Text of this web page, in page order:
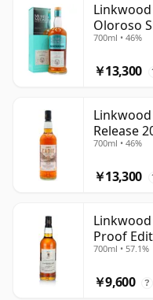
Oloroso
700ml • 46%
￥13,300
Linkwood
Release
700ml • 46%
￥13,300
Proof
700ml • 57.1%
￥9,600 ?